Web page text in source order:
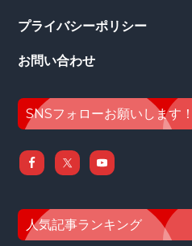
プライバシーポリシー
お問い合わせ
SNSフォローお願いします！
人気記事ランキング